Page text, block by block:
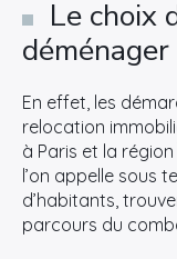
Le choix
En effet, les
relocation
à Paris et la
l’on appelle sous
d’habitants,
parcours du